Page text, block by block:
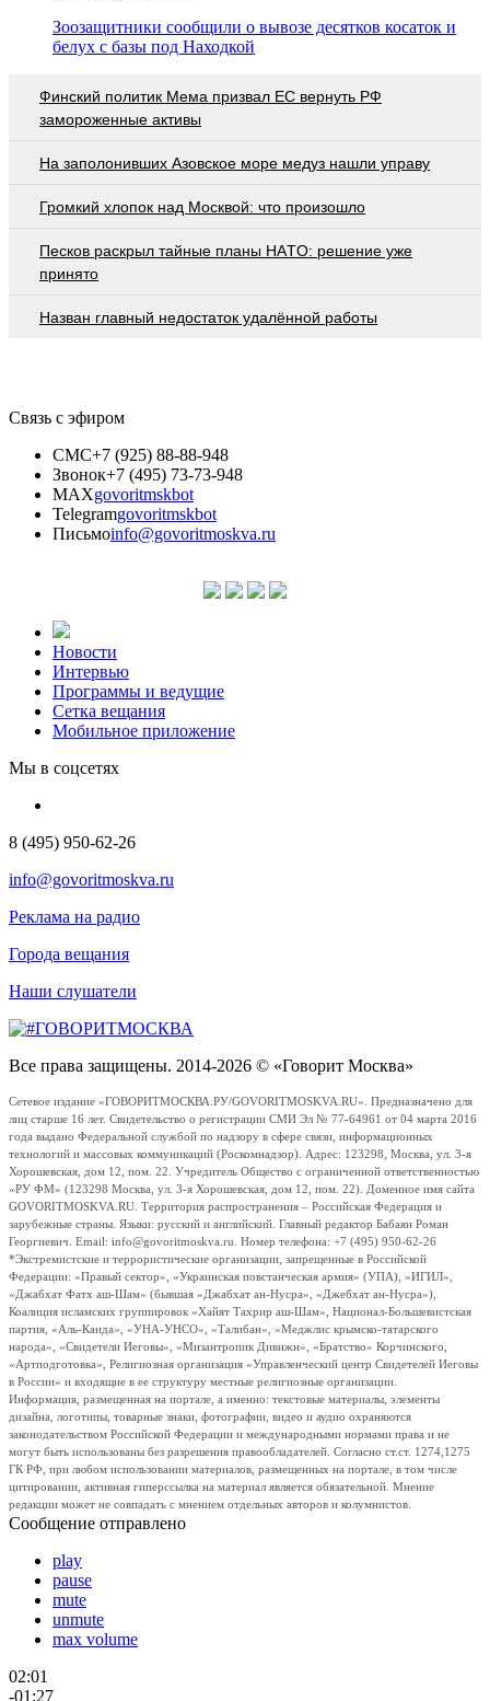
Зоозащитники сообщили о вывозе десятков косаток и
белух с базы под Находкой
Финский политик Мема призвал ЕС вернуть РФ
замороженные активы
На заполонивших Азовское море медуз нашли управу
Громкий хлопок над Москвой: что произошло
Пecкoв рacкрыл тaйныe плaны НAТO: рeшeниe ужe
принятo
Назван главный недостаток удалённой работы
Связь с эфиром
СМС+7 (925) 88-88-948
Звонок+7 (495) 73-73-948
MAXgovoritmskbot
Telegramgovoritmskbot
Письмоinfo@govoritmoskva.ru
Новости
Интервью
Программы и ведущие
Сетка вещания
Мобильное приложение
Мы в соцсетях
8 (495) 950-62-26
info@govoritmoskva.ru
Реклама на радио
Города вещания
Наши слушатели
Все права защищены. 2014-2026 © «Говорит Москва»
Сетевое издание «ГОВОРИТМОСКВА.РУ/GOVORITMOSKVA.RU». Предназначено для
лиц старше 16 лет. Свидетельство о регистрации СМИ Эл № 77-64961 от 04 марта 2016
года выдано Федеральной службой по надзору в сфере связи, информационных
технологий и массовых коммуникаций (Роскомнадзор). Адрес: 123298, Москва, ул. 3-я
Хорошевская, дом 12, пом. 22. Учредитель Общество с ограниченной ответственностью
«РУ ФМ» (123298 Москва, ул. 3-я Хорошевская, дом 12, пом. 22). Доменное имя сайта
GOVORITMOSKVA.RU. Территория распространения – Российская Федерация и
зарубежные страны. Языки: русский и английский. Главный редактор Бабаян Роман
Георгиевич. Email: info@govoritmoskva.ru. Номер телефона: +7 (495) 950-62-26
*Экстремистские и террористические организации, запрещенные в Российской
Федерации: «Правый сектор», «Украинская повстанческая армия» (УПА), «ИГИЛ»,
«Джабхат Фатх аш-Шам» (бывшая «Джабхат ан-Нусра», «Джебхат ан-Нусра»),
Коалиция исламских группировок «Хайят Тахрир аш-Шам», Национал-Большевистская
партия, «Аль-Каида», «УНА-УНСО», «Талибан», «Меджлис крымско-татарского
народа», «Свидетели Иеговы», «Мизантропик Дивижн», «Братство» Корчинского,
«Артподготовка», Религиозная организация «Управленческий центр Свидетелей Иеговы
в России» и входящие в ее структуру местные религиозные организации.
Информация, размещенная на портале, а именно: текстовые материалы, элементы
дизайна, логотипы, товарные знаки, фотографии, видео и аудио охраняются
законодательством Российской Федерации и международными нормами права и не
могут быть использованы без разрешения правообладателей. Согласно ст.ст. 1274,1275
ГК РФ, при любом использовании материалов, размещенных на портале, в том числе
цитировании, активная гиперссылка на материал является обязательной. Мнение
редакции может не совпадать с мнением отдельных авторов и колумнистов.
Сообщение отправлено
play
pause
mute
unmute
max volume
02:01
-01:27